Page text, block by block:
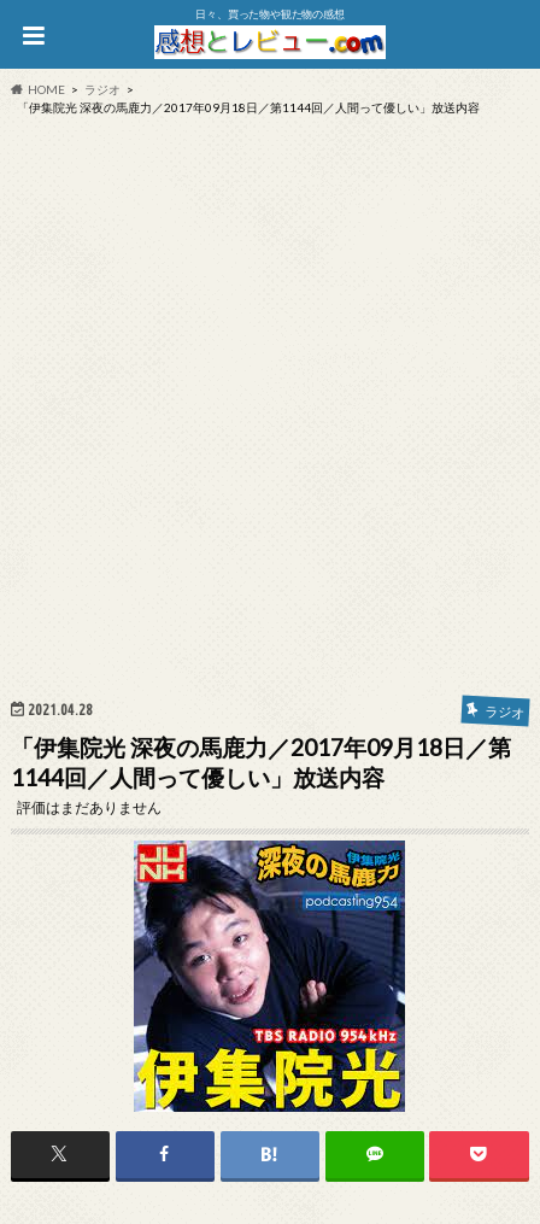
日々、買った物や観た物の感想
HOME
ラジオ
「伊集院光 深夜の馬鹿力／2017年09月18日／第1144回／人間って優しい」放送内容
2021.04.28 ラジオ
「伊集院光 深夜の馬鹿力／2017年09月18日／第
1144回／人間って優しい」放送内容
評価はまだありません